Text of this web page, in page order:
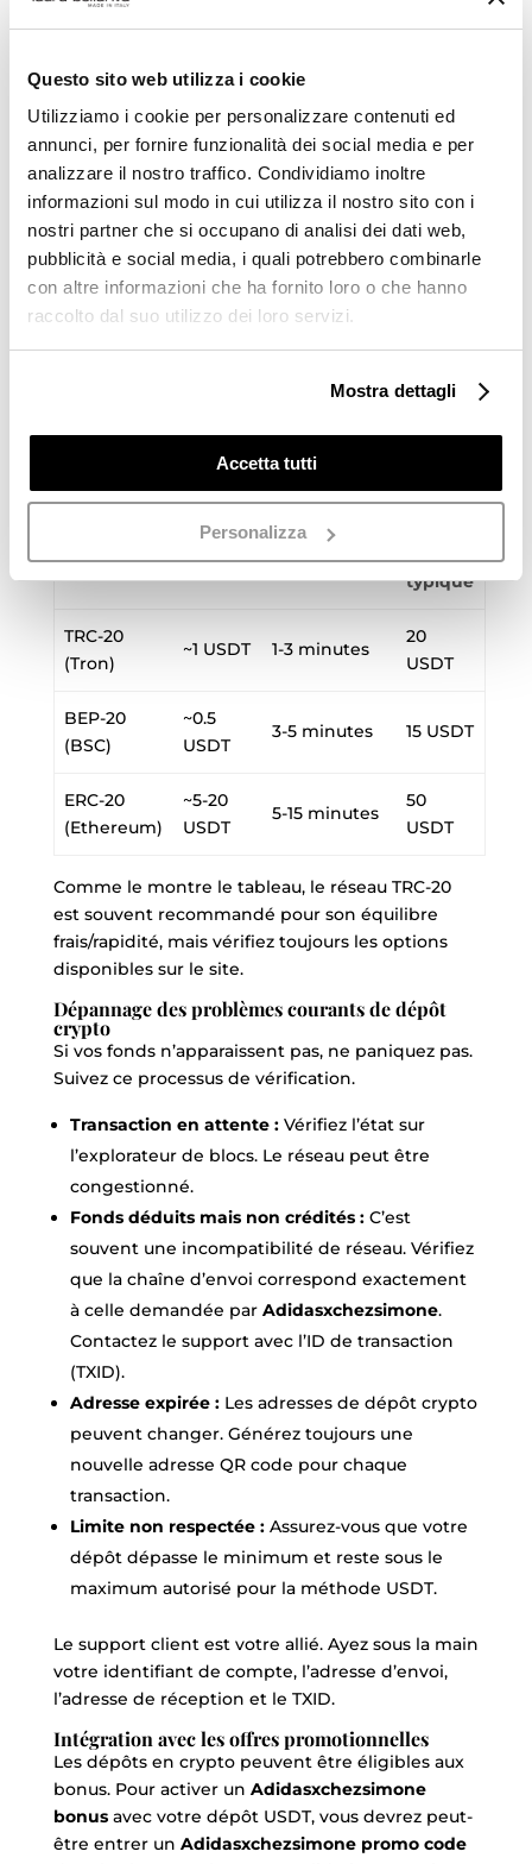
Questo sito web utilizza i cookie
Utilizziamo i cookie per personalizzare contenuti ed
annunci, per fornire funzionalità dei social media e per
analizzare il nostro traffico. Condividiamo inoltre
informazioni sul modo in cui utilizza il nostro sito con i
nostri partner che si occupano di analisi dei dati web,
pubblicità e social media, i quali potrebbero combinarle
con altre informazioni che ha fornito loro o che hanno
raccolto dal suo utilizzo dei loro servizi.
Mostra dettagli
Accetta tutti
Personalizza
de blocs de la chaîne utilisée avec l’ID de
votre expérience. Voici un tableau comparatif
Frais
moyens
confirmation
de
typique
TRC-20
(Tron)
~1 USDT 1-3 minutes
20
USDT
BEP-20
(BSC)
~0.5
USDT
3-5 minutes 15 USDT
ERC-20
(Ethereum)
~5-20
USDT
5-15 minutes
50
USDT
Comme le montre le tableau, le réseau TRC-20
est souvent recommandé pour son équilibre
frais/rapidité, mais vérifiez toujours les options
disponibles sur le site.
Dépannage des problèmes courants de dépôt
crypto
Si vos fonds n’apparaissent pas, ne paniquez pas.
Suivez ce processus de vérification.
Transaction en attente :Vérifiez l’état sur
l’explorateur de blocs. Le réseau peut être
congestionné.
Fonds déduits mais non crédités :C’est
souvent une incompatibilité de réseau. Vérifiez
que la chaîne d’envoi correspond exactement
à celle demandée par Adidasxchezsimone.
Contactez le support avec l’ID de transaction
(TXID).
Adresse expirée :Les adresses de dépôt crypto
peuvent changer. Générez toujours une
nouvelle adresse QR code pour chaque
transaction.
Limite non respectée :Assurez-vous que votre
dépôt dépasse le minimum et reste sous le
maximum autorisé pour la méthode USDT.
Le support client est votre allié. Ayez sous la main
votre identifiant de compte, l’adresse d’envoi,
l’adresse de réception et le TXID.
Intégration avec les offres promotionnelles
Les dépôts en crypto peuvent être éligibles aux
bonus. Pour activer un Adidasxchezsimone
bonusavec votre dépôt USDT, vous devrez peut-
être entrer un Adidasxchezsimone promo code